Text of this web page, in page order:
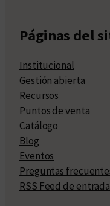
Páginas del
Institucional
Gestión abierta
Recursos
Puntos de venta
Catálogo
Blog
Eventos
Preguntas
RSS Feed de